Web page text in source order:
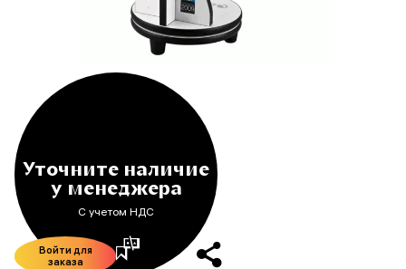
Уточните наличие
у менеджера
С учетом НДС
Войти для
заказа